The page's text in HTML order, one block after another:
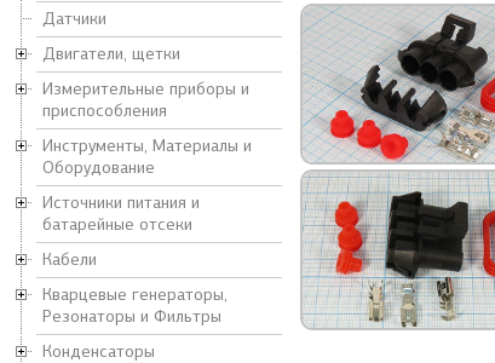
Датчики
Двигатели, щетки
Измерительные приборы и
приспособления
Инструменты, Материалы и
Оборудование
Источники питания и
батарейные отсеки
Кабели
Кварцевые генераторы,
Резонаторы и Фильтры
Конденсаторы